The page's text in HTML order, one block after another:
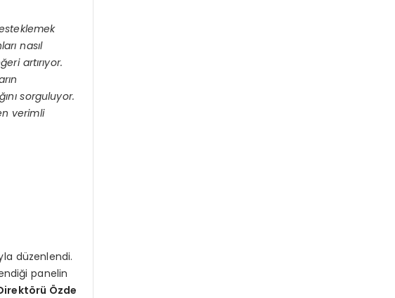
nasıl
artırıyor.
sorguluyor.
verimli
düzenlendi.
panelin
Özde